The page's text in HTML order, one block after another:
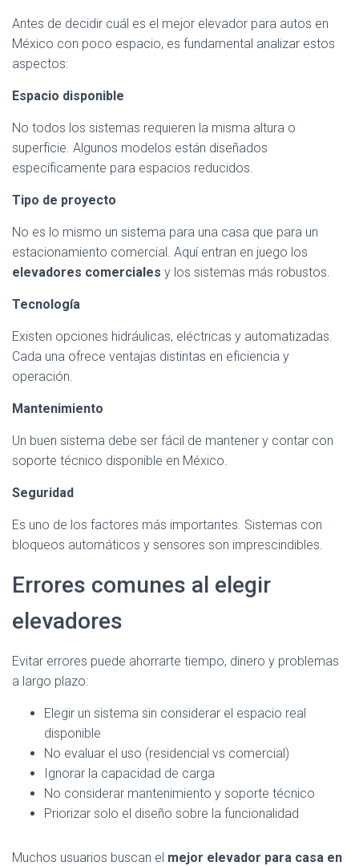
Antes de decidir cuál es el mejor elevador para autos en
México con poco espacio, es fundamental analizar estos
aspectos:
Espacio disponible
No todos los sistemas requieren la misma altura o
superficie. Algunos modelos están diseñados
específicamente para espacios reducidos.
Tipo de proyecto
No es lo mismo un sistema para una casa que para un
estacionamiento comercial. Aquí entran en juego los
elevadores comerciales y los sistemas más robustos.
Tecnología
Existen opciones hidráulicas, eléctricas y automatizadas.
Cada una ofrece ventajas distintas en eficiencia y
operación.
Mantenimiento
Un buen sistema debe ser fácil de mantener y contar con
soporte técnico disponible en México.
Seguridad
Es uno de los factores más importantes. Sistemas con
bloqueos automáticos y sensores son imprescindibles.
Errores comunes al elegir
elevadores
Evitar errores puede ahorrarte tiempo, dinero y problemas
a largo plazo:
Elegir un sistema sin considerar el espacio real
disponible
No evaluar el uso (residencial vs comercial)
Ignorar la capacidad de carga
No considerar mantenimiento y soporte técnico
Priorizar solo el diseño sobre la funcionalidad
Muchos usuarios buscan el mejor elevador para casa en